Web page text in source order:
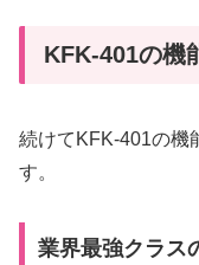
KFK-401の機
続けてKFK-401の機
す。
業界最強クラス